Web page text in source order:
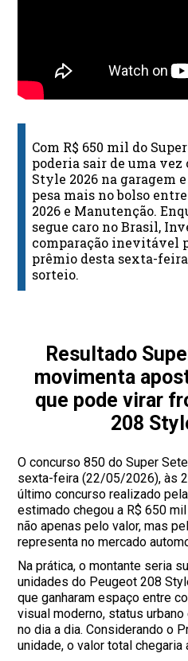
Com R$ 650 mil do
poderia sair de uma vez
Style 2026 na garagem
pesa mais no bolso
2026 e Manutenção.
segue caro no Brasil,
comparação inevitável
prêmio desta sexta-
sorteio.
Resultado
movimenta
que pode virar
208
O concurso 850 do Super
sexta-feira (22/05/2026), às
último concurso realizado
estimado chegou a R$ 650
não apenas pelo valor, mas
representa no mercado
Na prática, o montante seria
unidades do Peugeot 208
que ganharam espaço entre
visual moderno, status
no dia a dia. Considerando o
unidade, o valor total chegaria